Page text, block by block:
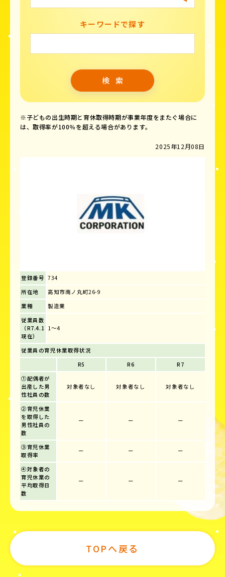
キーワードで探す
※子どもの出生時期と育休取得時期が事業年度をまたぐ場合に
は、取得率が100％を超える場合があります。
2025年12月08日
登録番号 734
所在地
高知市南ノ丸町26-9
業種
製造業
従業員数
（R7.4.1
現在）
1～4
従業員の育児休業取得状況
R5
R6
R7
①配偶者が
出産した男
性社員の数
対象者なし 対象者なし 対象者なし
②育児休業
を取得した
男性社員の
数
ー ー ー
③育児休業
取得率
ー ー ー
④対象者の
育児休業の
平均取得日
数
ー ー ー
TOPへ戻る